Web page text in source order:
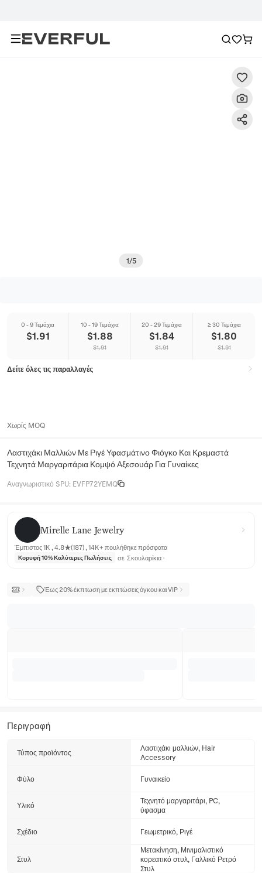
1/5
0 - 9 Τεμάχια
$1.91
10 - 19 Τεμάχια
$1.88
$1.91
20 - 29 Τεμάχια
$1.84
$1.91
≥ 30 Τεμάχια
$1.80
$1.91
Δείτε όλες τις παραλλαγές
Χωρίς MOQ
Λαστιχάκι Μαλλιών Με Ριγέ Υφασμάτινο Φιόγκο Και Κρεμαστά
Τεχνητά Μαργαριτάρια Κομψό Αξεσουάρ Για Γυναίκες
Αναγνωριστικό SPU: EVFP72YEMQ
Mirelle Lane Jewelry
Mirelle Lane Jewelry
Έμπιστος 1K , 4.8★(187) , 14K+ πουλήθηκε πρόσφατα
Κορυφή 10% Καλύτερες Πωλήσεις σε Σκουλαρίκια
Έως 20% έκπτωση με εκπτώσεις όγκου και VIP
Περιγραφή
Τύπος προϊόντος
Λαστιχάκι μαλλιών, Hair
Accessory
Φύλο Γυναικείο
Υλικό
Τεχνητό μαργαριτάρι, PC,
ύφασμα
Σχέδιο Γεωμετρικό, Ριγέ
Στυλ
Μετακίνηση, Μινιμαλιστικό
κορεατικό στυλ, Γαλλικό Ρετρό
Στυλ